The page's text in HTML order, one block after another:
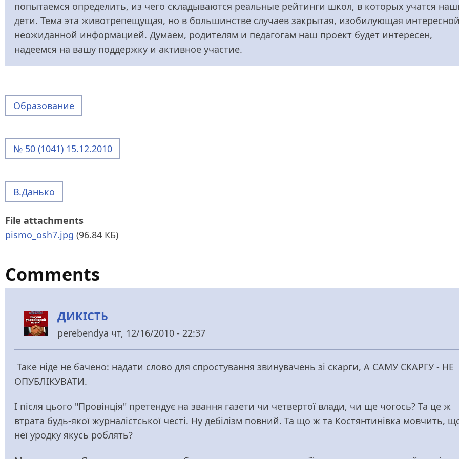
попытаемся определить, из чего складываются реальные рейтинги школ, в которых учатся
дети. Тема эта животрепещущая, но в большинстве случаев закрытая, изобилующая
неожиданной информацией. Думаем, родителям и педагогам наш проект будет интересен,
надеемся на вашу поддержку и активное участие.
Образование
№ 50 (1041) 15.12.2010
В.Данько
File attachments
pismo_osh7.jpg (96.84 КБ)
Comments
ДИКІСТЬ
perebendya чт, 12/16/2010 - 22:37
Таке ніде не бачено: надати слово для спростування звинувачень зі скарги, А САМУ СКАРГУ - НЕ
ОПУБЛІКУВАТИ.
І після цього "Провінція" претендує на звання газети чи четвертої влади, чи ще чогось? Та це ж
втрата будь-якої журналістської честі. Ну дебілізм повний. Та що ж та Костянтинівка мовчить,
неї уродку якусь роблять?